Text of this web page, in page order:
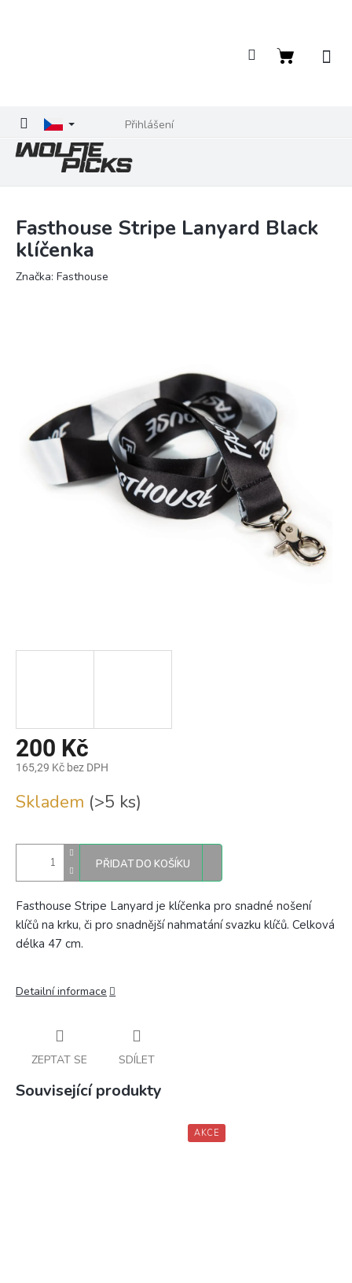
Přihlášení
Nákupní
Fasthouse Stripe Lanyard Black
klíčenka
Značka: Fasthouse
200 Kč
165,29 Kč bez DPH
cena:
Skladem (>5 ks)
PŘIDAT DO KOŠÍKU
Fasthouse Stripe Lanyard je klíčenka pro snadné nošení
klíčů na krku, či pro snadnější nahmatání svazku klíčů. Celková
délka 47 cm.
Detailní informace
ZEPTAT SE SDÍLET
Související produkty
AKCE